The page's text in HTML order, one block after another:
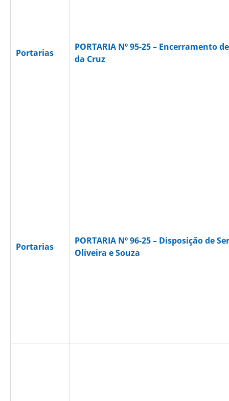
Portarias
PORTARIA Nº 95-25 – Encerramento
da Cruz
Portarias
PORTARIA Nº 96-25 – Disposição de
Oliveira e Souza